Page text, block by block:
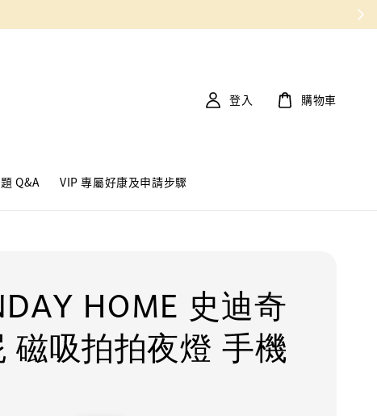
Q&A VIP 專屬好康及申請步驟
登入 購物車
HOME 史迪奇
磁吸拍拍夜燈 手機